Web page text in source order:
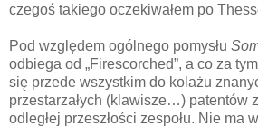
czegoś takiego oczekiwałem po
Pod względem ogólnego pomysłu
odbiega od „Firescorched”, a co za
się przede wszystkim do kolażu
przestarzałych (klawisze…) patentów
odległej przeszłości zespołu. Nie ma